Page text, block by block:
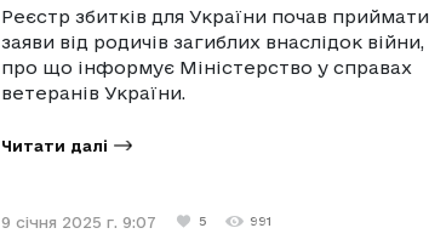
Реєстр збитків для України почав приймати
заяви від родичів загиблих внаслідок війни,
про що інформує Міністерство у справах
ветеранів України.
Читати далі
9 січня 2025 г. 9:07 5 991